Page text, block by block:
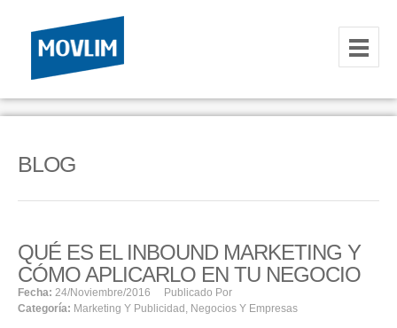
INICIO
HOSTING
HOSTING
RESELLER
BLOG
QUÉ ES EL INBOUND MARKETING Y
CÓMO APLICARLO EN TU NEGOCIO
Fecha: 24/noviembre/2016
Publicado Por
Categoría: Marketing Y Publicidad , Negocios Y Empresas